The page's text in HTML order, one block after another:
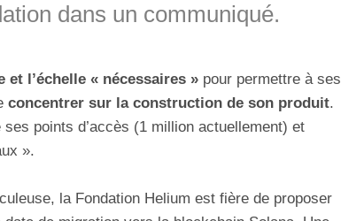
dans un communiqué.
et l’échelle « nécessaires » pour permettre à ses
concentrer sur la construction de son produit.
points d’accès (1 million actuellement) et
».
la Fondation Helium est fière de proposer